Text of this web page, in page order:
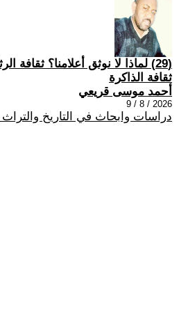
(29) لماذا لا نوثق أعلامنا؟ ثقافة
ثقافة الذاكرة
أحمد موسى قريعي
2026 / 8 / 9
دراسات وابحاث في التاريخ والتراث